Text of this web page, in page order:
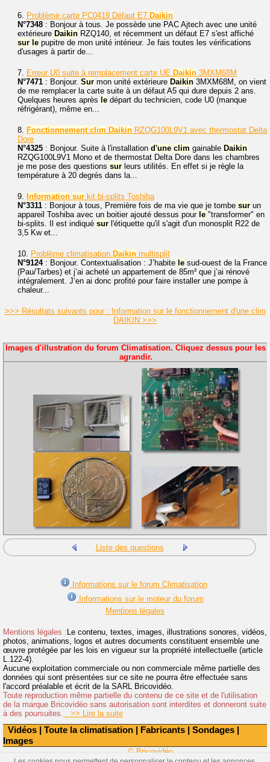
Vidéos | Toute la climatisation | Fabricants | Sondages |
Images
6. Problème carte PC0419 Défaut E7 Daikin
N°7348 : Bonjour à tous. Je possède une PAC Ajtech avec une unité
extérieure Daikin RZQ140, et récemment un défaut E7 s'est affiché
sur le pupitre de mon unité intérieur. Je fais toutes les vérifications
d'usages à partir de...
7. Erreur U0 suite à remplacement carte UE Daikin 3MXM68M
N°7471 : Bonjour. Sur mon unité extérieure Daikin 3MXM68M, on vient
de me remplacer la carte suite à un défaut A5 qui dure depuis 2 ans.
Quelques heures après le départ du technicien, code U0 (manque
réfrigérant), même en...
8. Fonctionnement clim Daikin RZQG100L9V1 avec thermostat Delta
Dore
N°4325 : Bonjour. Suite à l'installation d'une clim gainable Daikin
RZQG100L9V1 Mono et de thermostat Delta Dore dans les chambres
je me pose des questions sur leurs utilités. En effet si je règle la
température à 20 degrés dans la...
9. Information sur kit bi-splits Toshiba
N°3311 : Bonjour à tous, Première fois de ma vie que je tombe sur un
appareil Toshiba avec un boitier ajouté dessus pour le "transformer" en
bi-splits. Il est indiqué sur l'étiquette qu'il s'agit d'un monosplit R22 de
3,5 Kw et...
10. Problème climatisation Daikin multisplit
N°9124: Bonjour. Contextualisation : J’habite le sud-ouest de la France
(Pau/Tarbes) et j’ai acheté un appartement de 85m² que j’ai rénové
intégralement. J’en ai donc profité pour faire installer une pompe à
chaleur...
>>> Résultats suivants pour : Information sur le fonctionnement d'une clim
DAIKIN >>>
Images d'illustration du forum Climatisation. Cliquez dessus pour les
agrandir.
Liste des questions
Informations sur le forum Climatisation
Informations sur le moteur du forum
Mentions légales
Mentions légales :Le contenu, textes, images, illustrations sonores, vidéos,
photos, animations, logos et autres documents constituent ensemble une
œuvre protégée par les lois en vigueur sur la propriété intellectuelle (article
L.122-4).
Aucune exploitation commerciale ou non commerciale même partielle des
données qui sont présentées sur ce site ne pourra être effectuée sans
l'accord préalable et écrit de la SARL Bricovidéo.
Toute reproduction même partielle du contenu de ce site et de l'utilisation
de la marque Bricovidéo sans autorisation sont interdites et donneront suite
à des poursuites.
>> Lire la suite
© Bricovidéo